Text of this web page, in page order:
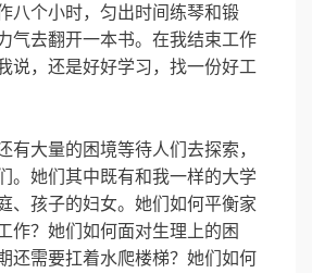
八个小时，匀出时间练琴和锻
气去翻开一本书。在我结束工作
说，还是好好学习，找一份好工
有大量的困境等待人们去探索，
。她们其中既有和我一样的大学
、孩子的妇女。她们如何平衡家
作？她们如何面对生理上的困
还需要扛着水爬楼梯？她们如何